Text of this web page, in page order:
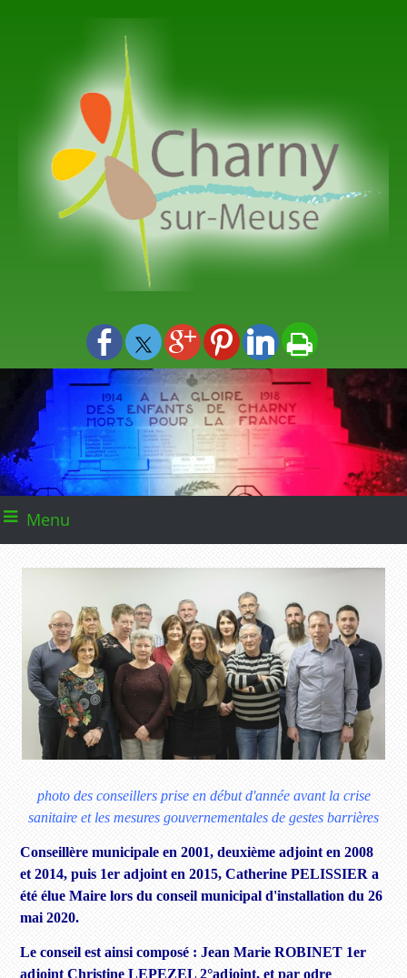
Menu
photo des conseillers prise en début d'année avant la crise
sanitaire et les mesures gouvernementales de gestes barrières
Conseillère municipale en 2001, deuxième adjoint en 2008
et 2014, puis 1er adjoint en 2015, Catherine PELISSIER a
été élue Maire lors du conseil municipal d'installation du 26
mai 2020.
Le conseil est ainsi composé : Jean Marie ROBINET 1er
adjoint Christine LEPEZEL 2°adjoint, et par odre